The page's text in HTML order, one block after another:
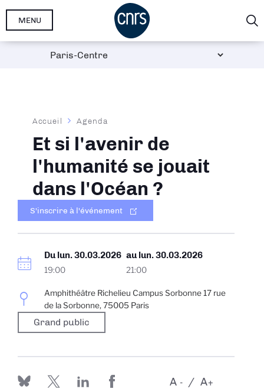
Aller
MENU
Fil
d'Ariane
Accueil Agenda
Et si l'avenir de
l'humanité se jouait
dans l'Océan ?
S'inscrire à l'événement
Du lun. 30.03.2026
19:00
au lun. 30.03.2026
21:00
Amphithéâtre Richelieu Campus Sorbonne 17 rue
de la Sorbonne, 75005 Paris
Grand public
-
A +
A